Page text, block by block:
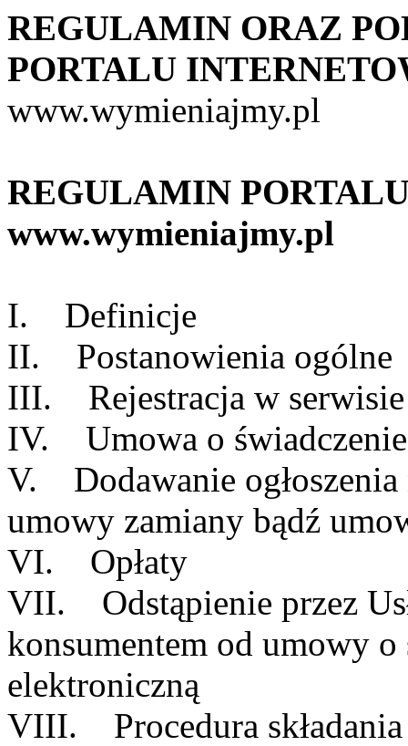
REGULAMIN ORAZ
PORTALU
www.wymieniajmy.pl
REGULAMIN
www.wymieniajmy.pl
I. Definicje
II. Postanowienia ogólne
III. Rejestracja w
IV. Umowa o świadczenie
V. Dodawanie ogłoszenia
umowy zamiany bądź
VI. Opłaty
VII. Odstąpienie przez
konsumentem od umowy o
elektroniczną
VIII. Procedura